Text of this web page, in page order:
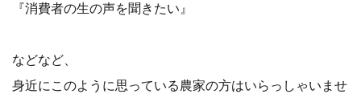
『消費者の生の声を聞きたい』
などなど、
身近にこのように思っている農家の方はいらっしゃいませ